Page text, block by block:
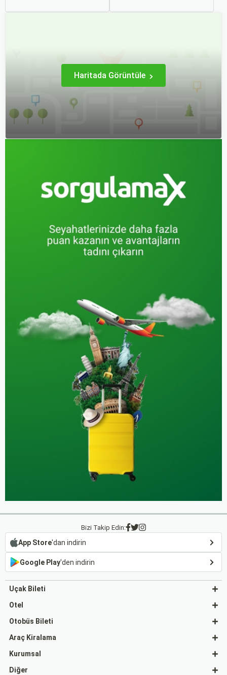
Haritada Görüntüle
Bizi Takip Edin:
App Store'dan indirin
Google Play'den indirin
Uçak Bileti
Otel
Otobüs Bileti
Araç Kiralama
Kurumsal
Diğer